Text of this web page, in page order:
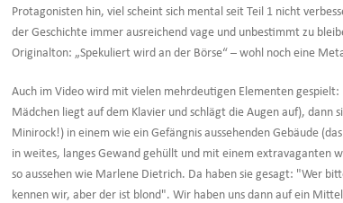
Protagonisten hin, viel scheint sich mental seit Teil 1 nicht
der Geschichte immer ausreichend vage und unbestimmt zu
Originalton: „Spekuliert wird an der Börse“ – wohl noch eine
Auch im Video wird mit vielen mehrdeutigen Elementen
Mädchen liegt auf dem Klavier und schlägt die Augen auf), dann
Minirock!) in einem wie ein Gefängnis aussehenden Gebäude
in weites, langes Gewand gehüllt und mit einem extravaganten
so aussehen wie Marlene Dietrich. Da haben sie gesagt: "Wer
kennen wir, aber der ist blond". Wir haben uns dann auf ein